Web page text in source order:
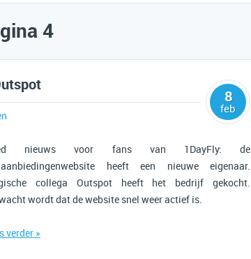
4
nieuws voor fans van 1DayFly: de
heeft een nieuwe eigenaar.
collega Outspot heeft het bedrijf gekocht.
wordt dat de website snel weer actief is.
verder »
8
feb